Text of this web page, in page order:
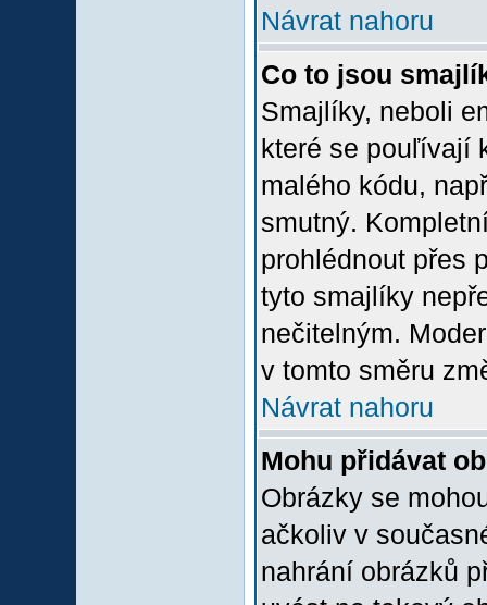
Návrat nahoru
Co to jsou
Smajlíky, neboli
které se pouľívají
malého kódu,
smutný.
prohlédnout přes
tyto smajlíky
nečitelným.
v tomto směru
Návrat nahoru
Mohu přidávat
Obrázky se
ačkoliv v
nahrání obrázků